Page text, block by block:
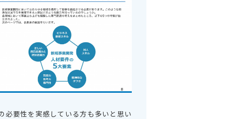
必要性を実感している方も多いと思い